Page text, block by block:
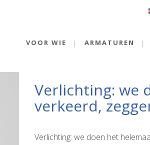
VOOR WIE ARMATUREN
Verlichting: we
verkeerd,
Verlichting: we doen het